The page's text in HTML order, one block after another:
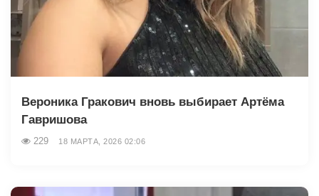
Вероника Гракович вновь выбирает Артёма
Гавришова
229 18 МАРТА, 2026 02:06